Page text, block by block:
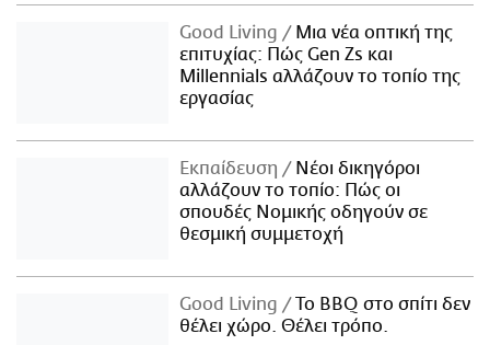
Good Living
Μια νέα οπτική της
επιτυχίας: Πώς Gen Zs και
Millennials αλλάζουν το τοπίο της
εργασίας
Εκπαίδευση
Νέοι δικηγόροι
αλλάζουν το τοπίο: Πώς οι
σπουδές Νομικής οδηγούν σε
θεσμική συμμετοχή
Good Living
Το BBQ στο σπίτι δεν
θέλει χώρο. Θέλει τρόπο.